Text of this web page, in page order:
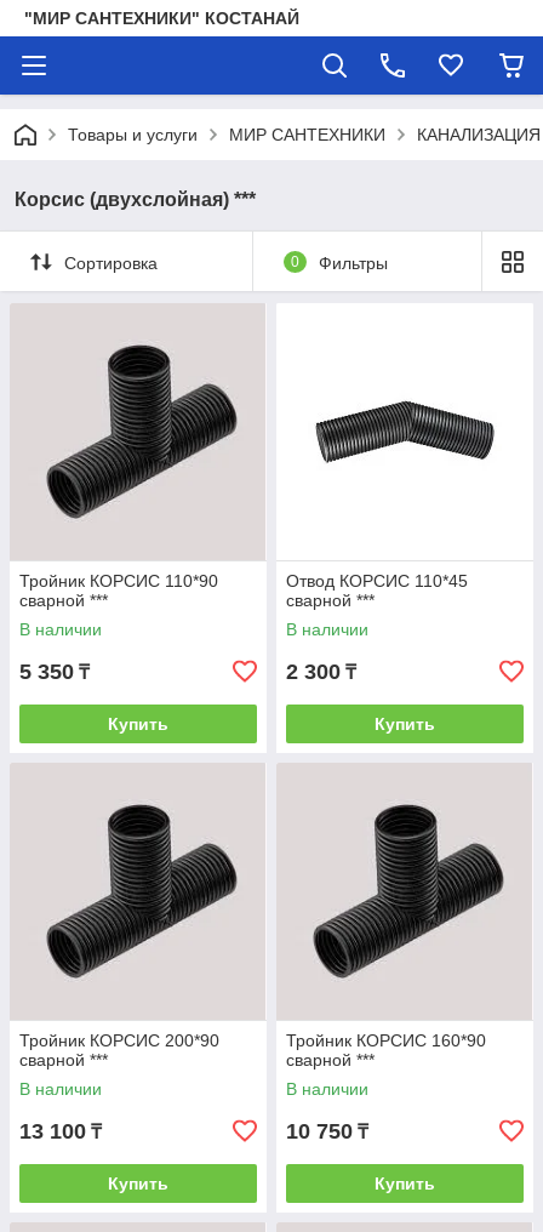
"МИР САНТЕХНИКИ" КОСТАНАЙ
Товары и услуги МИР САНТЕХНИКИ КАНАЛИЗАЦИЯ
Корсис (двухслойная) ***
Сортировка 0 Фильтры
Тройник КОРСИС 110*90
сварной ***
В наличии
5 350 ₸
Купить
Отвод КОРСИС 110*45
сварной ***
В наличии
2 300 ₸
Купить
Тройник КОРСИС 200*90
сварной ***
В наличии
13 100 ₸
Купить
Тройник КОРСИС 160*90
сварной ***
В наличии
10 750 ₸
Купить